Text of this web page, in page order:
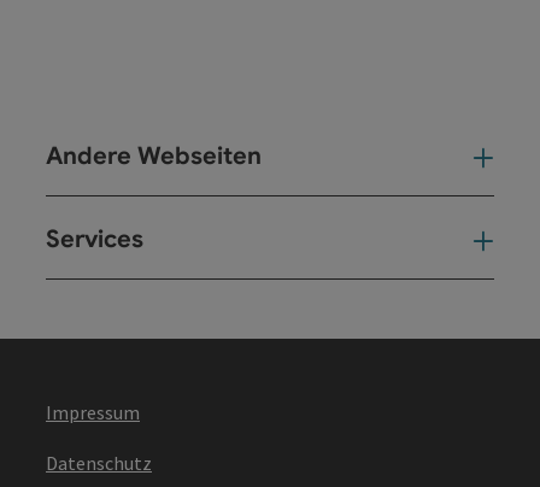
Andere Webseiten
Services
Impressum
Datenschutz